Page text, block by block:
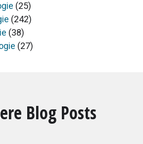
(25)
(242)
(38)
(27)
Blog Posts